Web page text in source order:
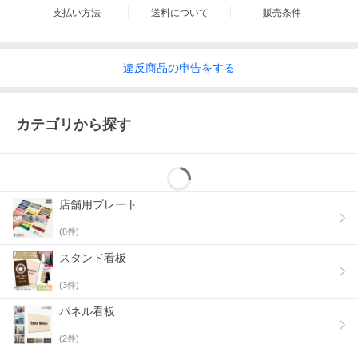
支払い方法 送料について 販売条件
違反商品の申告をする
カテゴリから探す
店舗用プレート
(8件)
スタンド看板
(3件)
パネル看板
(2件)